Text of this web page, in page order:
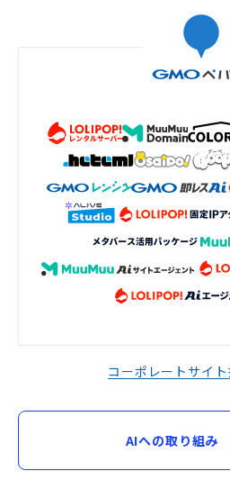
コーポレートサイト
AIへの取り組み